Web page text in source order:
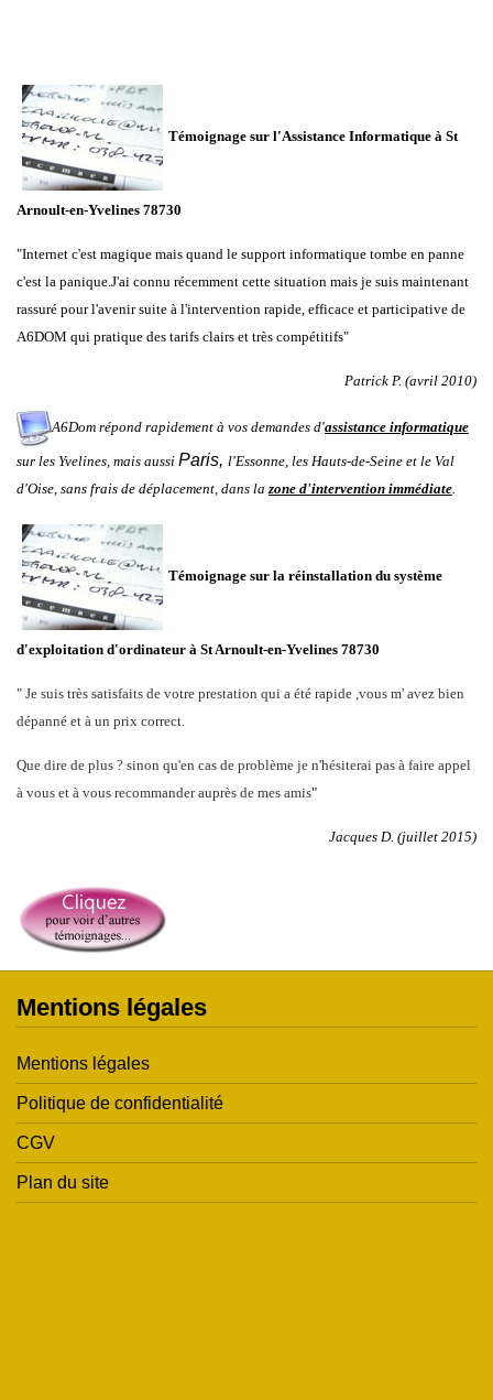
Témoignage sur l'Assistance Informatique à St
Arnoult-en-Yvelines 78730
"Internet c'est magique mais quand le support informatique tombe en panne
c'est la panique.J'ai connu récemment cette situation mais je suis maintenant
rassuré pour l'avenir suite à l'intervention rapide, efficace et participative de
A6DOM qui pratique des tarifs clairs et très compétitifs"
Patrick P. (avril 2010)
A6Dom répond rapidement à vos demandes d'assistance informatique
sur les Yvelines, mais aussi Paris, l'Essonne, les Hauts-de-Seine et le Val
d'Oise, sans frais de déplacement, dans lazone d'intervention immédiate.
Témoignage sur la réinstallation du système
d'exploitation d'ordinateur à St Arnoult-en-Yvelines 78730
" Je suis très satisfaits de votre prestation qui a été rapide ,vous m' avez bien
dépanné et à un prix correct.
Que dire de plus ? sinon qu'en cas de problème je n'hésiterai pas à faire appel
à vous et à vous recommander auprès de mes amis"
Jacques D. (juillet 2015)
Mentions légales
Mentions légales
Politique de confidentialité
CGV
Plan du site